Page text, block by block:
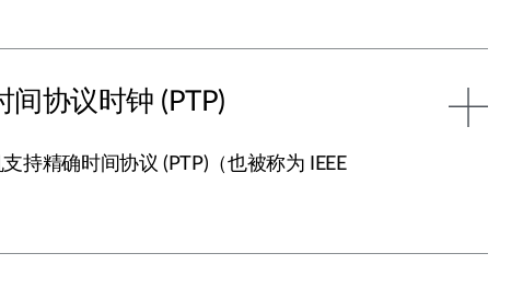
间协议时钟 (PTP)
持精确时间协议 (PTP)（也被称为 IEEE